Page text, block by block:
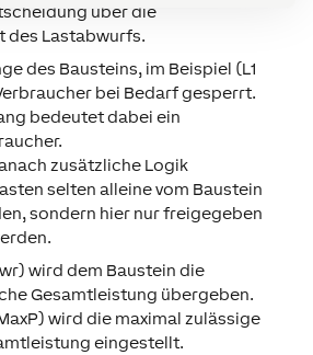
über die
des Lastabwurfs.
des Bausteins, im Beispiel (L1
bei Bedarf gesperrt.
bedeutet dabei ein
zusätzliche Logik
selten alleine vom Baustein
sondern hier nur freigegeben
wird dem Baustein die
Gesamtleistung übergeben.
wird die maximal zulässige
eingestellt.